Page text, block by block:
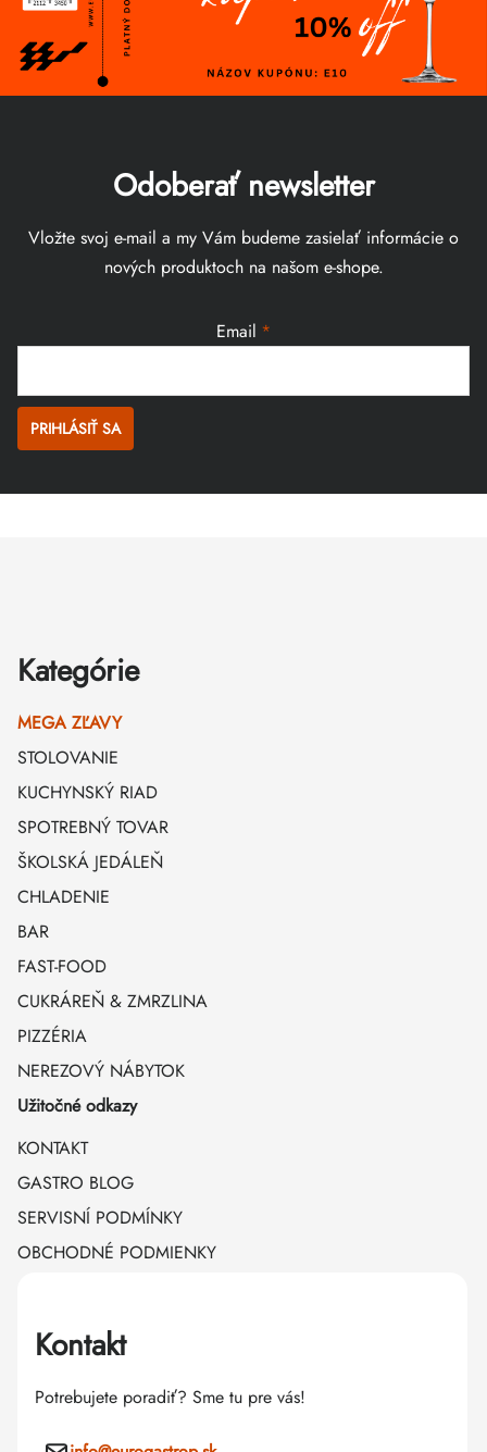
Odoberať newsletter
Vložte svoj e-mail a my Vám budeme zasielať informácie o
nových produktoch na našom e-shope.
Email
PRIHLÁSIŤ SA
Kategórie
MEGA ZĽAVY
STOLOVANIE
KUCHYNSKÝ RIAD
SPOTREBNÝ TOVAR
ŠKOLSKÁ JEDÁLEŇ
CHLADENIE
BAR
FAST-FOOD
CUKRÁREŇ & ZMRZLINA
PIZZÉRIA
NEREZOVÝ NÁBYTOK
Užitočné odkazy
KONTAKT
GASTRO BLOG
SERVISNÍ PODMÍNKY
OBCHODNÉ PODMIENKY
Kontakt
Potrebujete poradiť? Sme tu pre vás!